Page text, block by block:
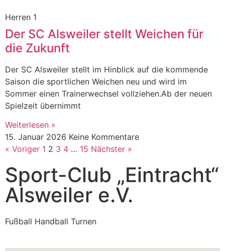
Herren 1
Der SC Alsweiler stellt Weichen für
die Zukunft
Der SC Alsweiler stellt im Hinblick auf die kommende
Saison die sportlichen Weichen neu und wird im
Sommer einen Trainerwechsel vollziehen.Ab der neuen
Spielzeit übernimmt
Weiterlesen »
15. Januar 2026 Keine Kommentare
« Voriger 1 2 3 4 … 15 Nächster »
Sport-Club „Eintracht“
Alsweiler e.V.
Fußball Handball Turnen